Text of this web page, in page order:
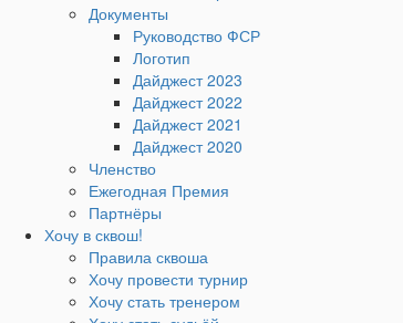
Документы
Руководство ФСР
Логотип
Дайджест 2023
Дайджест 2022
Дайджест 2021
Дайджест 2020
Членство
Ежегодная Премия
Партнёры
Хочу в сквош!
Правила сквоша
Хочу провести турнир
Хочу стать тренером